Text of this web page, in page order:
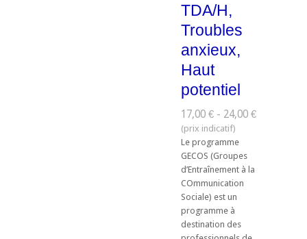
TDA/H,
Troubles
anxieux,
Haut
potentiel
17,00 € - 24,00 €
Le programme
GECOS (Groupes
d’Entraînement à la
COmmunication
Sociale) est un
programme à
destination des